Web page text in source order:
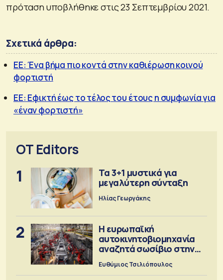
πρόταση υποβλήθηκε στις 23 Σεπτεμβρίου 2021.
Σχετικά άρθρα:
ΕΕ: Ένα βήμα πιο κοντά στην καθιέρωση κοινού
φορτιστή
EE: Εφικτή έως το τέλος του έτους η συμφωνία για
«έναν φορτιστή»
OT Editors
1
Τα 3+1 μυστικά για
μεγαλύτερη σύνταξη
Ηλίας Γεωργάκης
2
Η ευρωπαϊκή
αυτοκινητοβιομηχανία
αναζητά σωσίβιο στην
Κίνα
Ευθύμιος Τσιλιόπουλος